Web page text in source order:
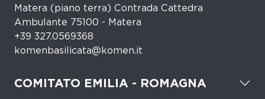
Matera (piano terra) Contrada Cattedra
Ambulante 75100 - Matera
+39 327.0569368
komenbasilicata@komen.it
COMITATO EMILIA - ROMAGNA